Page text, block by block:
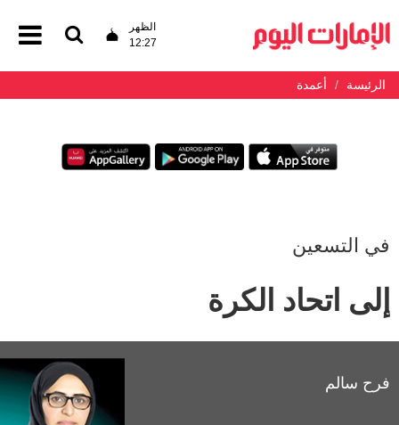
الظهر
12:27
الرئيسة أعمدة
في التسعين
إلى اتحاد الكرة
فرح سالم